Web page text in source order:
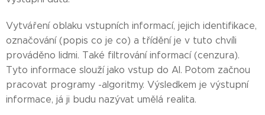
Vytváření oblaku vstupních informací, jejich identifikace,
označování (popis co je co) a třídění je v tuto chvíli
prováděno lidmi. Také filtrování informací (cenzura).
Tyto informace slouží jako vstup do AI. Potom začnou
pracovat programy -algoritmy. Výsledkem je výstupní
informace, já ji budu nazývat umělá realita.